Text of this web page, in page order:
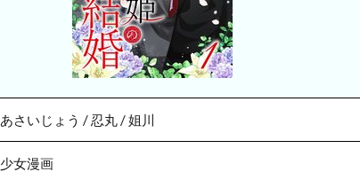
あさいじょう / 忍丸 / 姐川
少女漫画